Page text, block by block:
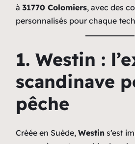
à 31770 Colomiers, avec des
personnalisés pour chaque
1. Westin :
scandinave
pêche
Créée en Suède, Westin s’est